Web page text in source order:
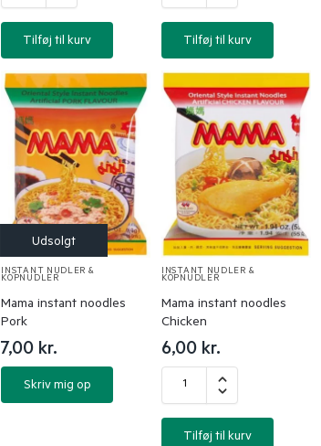
Tilføj til kurv Tilføj til kurv
INSTANT NUDLER &
KOPNUDLER
Mama instant noodles
Pork
7,00 kr.
Skriv mig op
INSTANT NUDLER &
KOPNUDLER
Mama instant noodles
Chicken
6,00 kr.
Tilføj til kurv